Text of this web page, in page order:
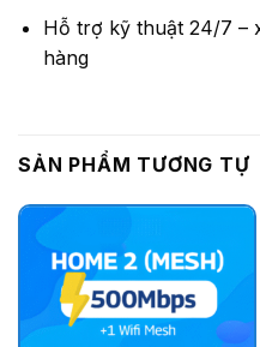
Hỗ trợ kỹ thuật 24/7 –
hàng
SẢN PHẨM TƯƠNG TỰ